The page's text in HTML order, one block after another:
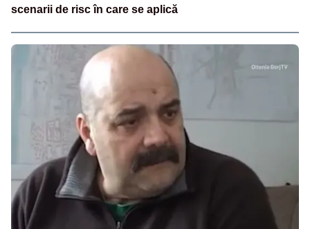
scenarii de risc în care se aplică